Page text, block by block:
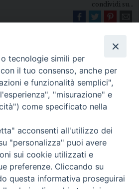
condividi su...
Rapolla Venosa
85025 MELFI (PZ) •
Tel. 0972238604
PEC ufficiale della Diocesi:
tecnologie simili per
il tuo consenso, anche per
e funzionalità semplici",
"misurazione" e
come specificato nella
acconsenti all'utilizzo dei
"personalizza" puoi avere
sui cookie utilizzati e
preferenze. Cliccando su
questa informativa proseguirai